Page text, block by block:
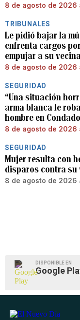
8 de agosto de 2026
TRIBUNALES
Le pidió bajar la
enfrenta cargos
empujar a su
8 de agosto de 2026
SEGURIDAD
“Una situación
arma blanca le
hombre en Condado
8 de agosto de 2026
SEGURIDAD
Mujer resulta con
disparos contra su
8 de agosto de 2026
DISPONIBLE EN
Google